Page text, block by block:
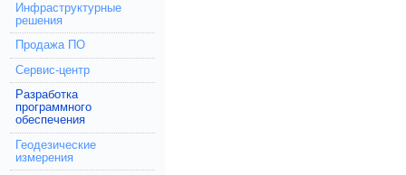
Инфраструктурные
решения
Продажа ПО
Сервис-центр
Разработка
программного
обеспечения
Геодезические
измерения